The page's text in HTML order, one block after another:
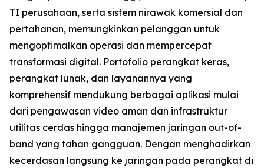
TI perusahaan, serta sistem nirawak komersial dan
pertahanan, memungkinkan pelanggan untuk
mengoptimalkan operasi dan mempercepat
transformasi digital. Portofolio perangkat keras,
perangkat lunak, dan layanannya yang
komprehensif mendukung berbagai aplikasi mulai
dari pengawasan video aman dan infrastruktur
utilitas cerdas hingga manajemen jaringan out-of-
band yang tahan gangguan. Dengan menghadirkan
kecerdasan langsung ke jaringan pada perangkat di